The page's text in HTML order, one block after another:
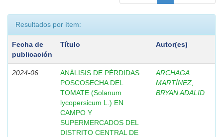
Resultados por ítem:
Fecha de
publicación
Título Autor(es)
2024-06
ANÁLISIS DE PÉRDIDAS
POSCOSECHA DEL
TOMATE (Solanum
lycopersicum L.) EN
CAMPO Y
SUPERMERCADOS DEL
DISTRITO CENTRAL DE
ARCHAGA
MARTÍNEZ,
BRYAN ADALID